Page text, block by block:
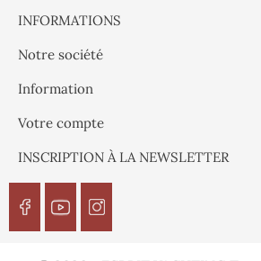
INFORMATIONS
Notre société
Information
Votre compte
INSCRIPTION À LA NEWSLETTER